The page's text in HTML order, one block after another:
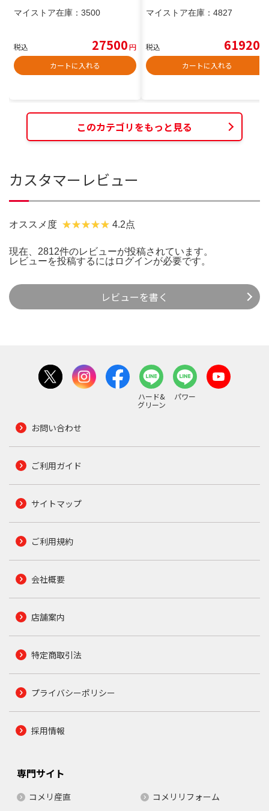
マイストア在庫： 3500
税込 27500円
カートに入れる
マイストア在庫： 4827
税込 61920
カートに入れる
このカテゴリをもっと見る
カスタマーレビュー
オススメ度 4.2点
現在、2812件のレビューが投稿されています。
レビューを投稿するには ログインが必要です。
レビューを書く
ハード&
グリーン
パワー
お問い合わせ
ご利用ガイド
サイトマップ
ご利用規約
会社概要
店舗案内
特定商取引法
プライバシーポリシー
採用情報
専門サイト
コメリ産直 コメリリフォーム